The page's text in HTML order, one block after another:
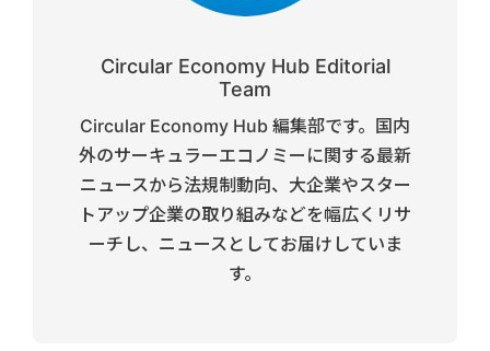
Circular Economy Hub Editorial
Team
Circular Economy Hub 編集部です。国内
外のサーキュラーエコノミーに関する最新
ニュースから法規制動向、大企業やスター
トアップ企業の取り組みなどを幅広くリサ
ーチし、ニュースとしてお届けしていま
す。